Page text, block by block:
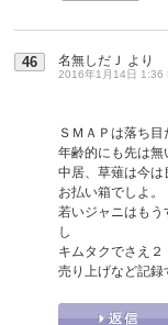
46 名無しだＪ より
2016年1月14日 1:36
ＳＭＡＰは落ち目
年齢的にも先は無
中居、草薙は今は
お払い箱でしよ。
若いジャニはもう
し
キムタクでさえ２
売り上げなど記録